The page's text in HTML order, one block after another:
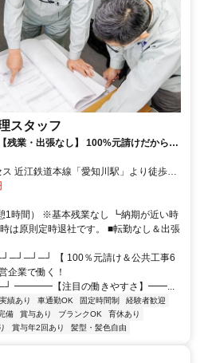
スタッフ
残業・出張なし】 100%元請けだから叶
方・遠方か
1時間） ※基本残業なし ┗納期が近い時
は原則定時退社です。 ■転勤なし＆出張
【 100％元請け＆公共工事6
企業で働く！
━━━━【注目の働きやすさ】━━...
績あり 車通勤OK 固定時間制
経験者歓迎
備 賞与あり ブランクOK
育休あり
賞与年2回あり 髪型・髪色自由